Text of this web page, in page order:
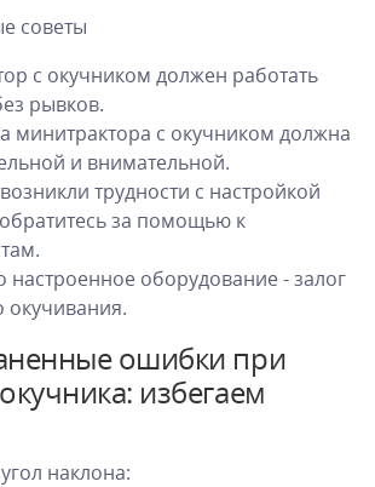
советы
с окучником должен работать
рывков.
минитрактора с окучником должна
и внимательной.
трудности с настройкой
за помощью к
настроенное оборудование - залог
окучивания.
ошибки при
избегаем
наклона: